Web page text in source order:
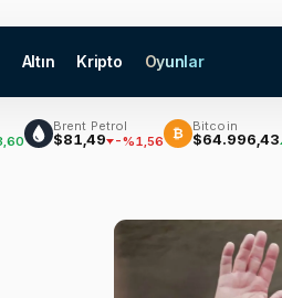
Altın Kripto Oyunlar
Brent Petrol
$81,49 -%1,56 ₿
Bitcoin
$64.996,43 %0,83